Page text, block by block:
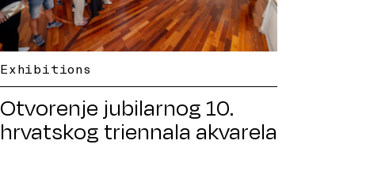
Exhibitions
Otvorenje jubilarnog 10.
hrvatskog triennala akvarela